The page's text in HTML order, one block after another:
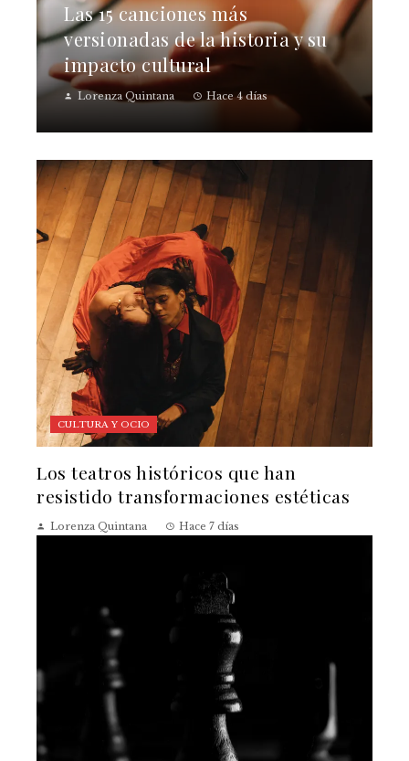
Las 15 canciones más
versionadas de la historia y su
impacto cultural
Lorenza Quintana Hace 4 días
CULTURA Y OCIO
Los teatros históricos que han
resistido transformaciones estéticas
Lorenza Quintana Hace 7 días